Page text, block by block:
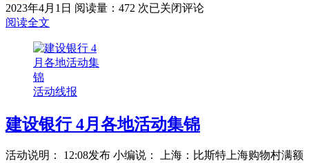
2023年4月1日 阅读量：472 次中
费
达
标
已关闭评论
阅读全文
活动线报
建设银行 4月各地活动集锦
活动说明： 12:08发布 小编说： 上海：比斯特上海购物村满额